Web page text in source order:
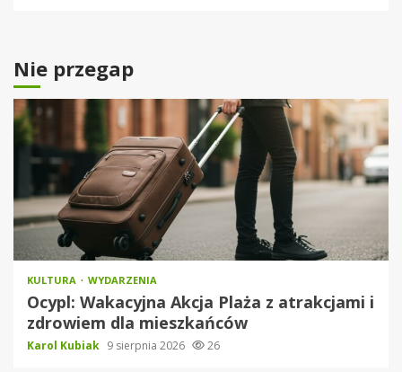
Nie przegap
KULTURA WYDARZENIA
Ocypl: Wakacyjna Akcja Plaża z atrakcjami i
zdrowiem dla mieszkańców
Karol Kubiak 9 sierpnia 2026 26